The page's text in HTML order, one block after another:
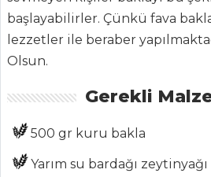
ŞEFİN TARİFLERİ
Tüm
Kategoriler
MEZELER
başlayabilirler. Çünkü fava
lezzetler ile beraber
Olsun.
Gerekli
500 gr kuru bakla
Yarım su bardağı zeytinyağı